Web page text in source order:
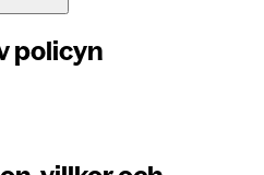
policyn